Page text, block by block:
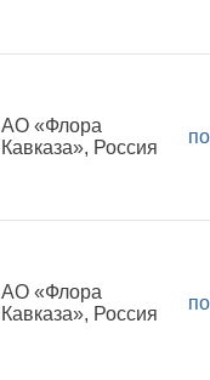
АО «Флора
Кавказа», Россия
АО «Флора
Кавказа», Россия